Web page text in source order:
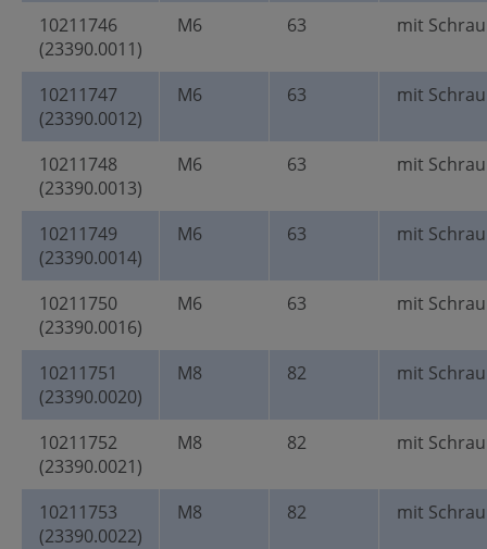
10211746
(23390.0011)
M6 63 mit
10211747
(23390.0012)
M6 63 mit
10211748
(23390.0013)
M6 63 mit
10211749
(23390.0014)
M6 63 mit
10211750
(23390.0016)
M6 63 mit
10211751
(23390.0020)
M8 82 mit
10211752
(23390.0021)
M8 82 mit
10211753
(23390.0022)
M8 82 mit